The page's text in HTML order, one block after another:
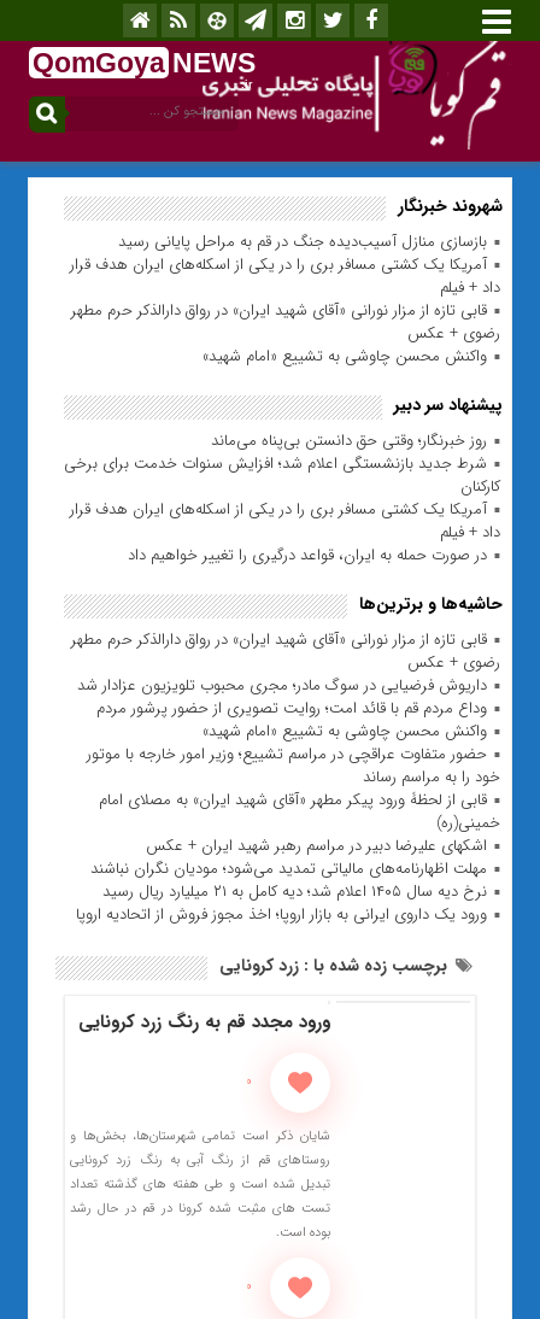
QomGoya NEWS
.ir
شهروند خبرنگار
بازسازی منازل آسیب‌دیده جنگ در قم به مراحل پایانی رسید
آمریکا یک کشتی مسافر بری را در یکی از اسکله‌های ایران هدف قرار
داد + فیلم
قابی تازه از مزار نورانی «آقای شهید ایران» در رواق دارالذکر حرم مطهر
رضوی + عکس
واکنش محسن چاوشی به تشییع «امام شهید»
پیشنهاد سر دبیر
روز خبرنگار؛ وقتی حق دانستن بی‌پناه می‌ماند
شرط جدید بازنشستگی اعلام شد؛ افزایش سنوات خدمت برای برخی
کارکنان
آمریکا یک کشتی مسافر بری را در یکی از اسکله‌های ایران هدف قرار
داد + فیلم
در صورت حمله به ایران، قواعد درگیری را تغییر خواهیم داد
حاشیه‌ها و برترین‌ها
قابی تازه از مزار نورانی «آقای شهید ایران» در رواق دارالذکر حرم مطهر
رضوی + عکس
داریوش فرضیایی در سوگ مادر؛ مجری محبوب تلویزیون عزادار شد
وداع مردم قم با قائد امت؛ روایت تصویری از حضور پرشور مردم
واکنش محسن چاوشی به تشییع «امام شهید»
حضور متفاوت عراقچی در مراسم تشییع؛ وزیر امور خارجه با موتور
خود را به مراسم رساند
قابی از لحظۀ ورود پیکر مطهر «آقای شهید ایران» به مصلای امام
خمینی(ره)
اشکهای علیرضا دبیر در مراسم رهبر شهید ایران + عکس
مهلت اظهارنامه‌های مالیاتی تمدید می‌شود؛ مودیان نگران نباشند
نرخ دیه سال ۱۴۰۵ اعلام شد؛ دیه کامل به ۲۱ میلیارد ریال رسید
ورود یک داروی ایرانی به بازار اروپا؛ اخذ مجوز فروش از اتحادیه اروپا
برچسب زده شده با : زرد کرونایی
ورود مجدد قم به رنگ زرد کرونایی
0
شایان ذکر است تمامی شهرستان‌ها، بخش‌ها و
روستاهای قم از رنگ آبی به رنگ زرد کرونایی
تبدیل شده است و طی هفته های گذشته تعداد
تست های مثبت شده کرونا در قم در حال رشد
بوده است.
0